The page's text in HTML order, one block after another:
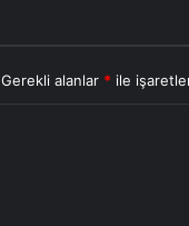
Gerekli alanlar * ile